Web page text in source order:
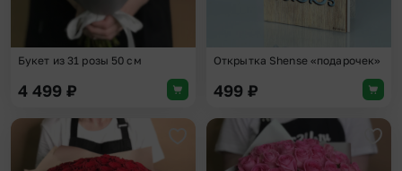
Букет из 31 розы 50 см
4 499 ₽
Открытка Shense «подарочек»
499 ₽
Добавить в избранное